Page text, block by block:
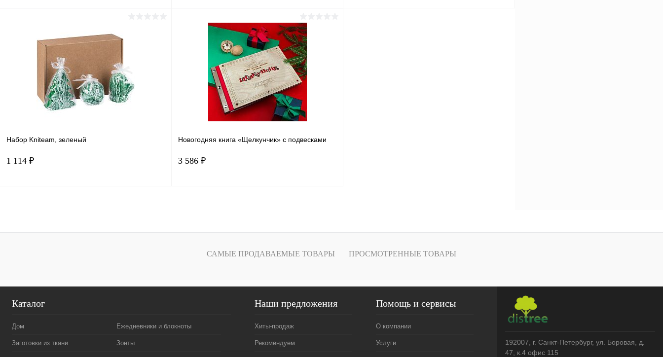
Купить в 1 клик
В избранное Под заказ
Подписаться
Купить в 1 клик Сравнение
В избранное Под заказ
Набор Kniteam, зеленый
1 114 ₽
Новогодняя книга «Щелкунчик» с подвесками
3 586 ₽
САМЫЕ ПРОДАВАЕМЫЕ ТОВАРЫ ПРОСМОТРЕННЫЕ ТОВАРЫ
Каталог
Дом Ежедневники и блокноты
Заготовки из ткани Зонты
Наши предложения
Хиты-продаж
Рекомендуем
Помощь и сервисы
О компании
Услуги 192007 , г. Санкт-Петербург, ул. Боровая, д.
47, к.4 офис 115